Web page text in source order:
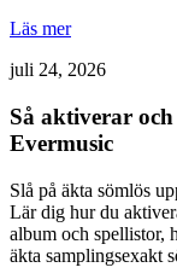
Läs mer
juli 24, 2026
Så aktiverar
Evermusic
Slå på äkta sömlös
Lär dig hur du
album och spellistor,
äkta samplingsexakt